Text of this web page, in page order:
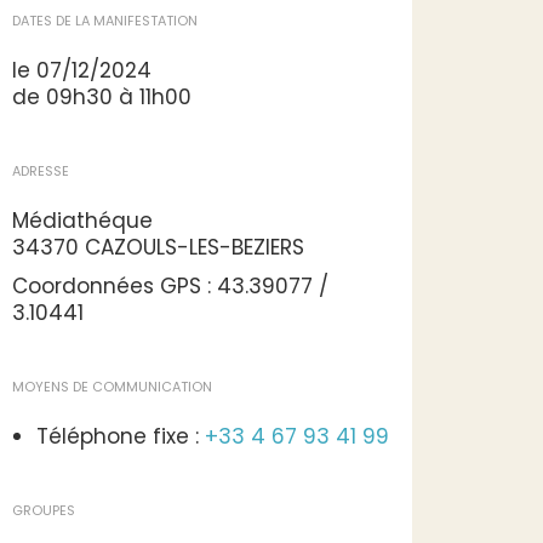
DATES DE LA MANIFESTATION
le 07/12/2024
de 09h30 à 11h00
ADRESSE
Médiathéque
34370 CAZOULS-LES-BEZIERS
Coordonnées GPS : 43.39077 /
3.10441
MOYENS DE COMMUNICATION
Téléphone fixe : +33 4 67 93 41 99
GROUPES